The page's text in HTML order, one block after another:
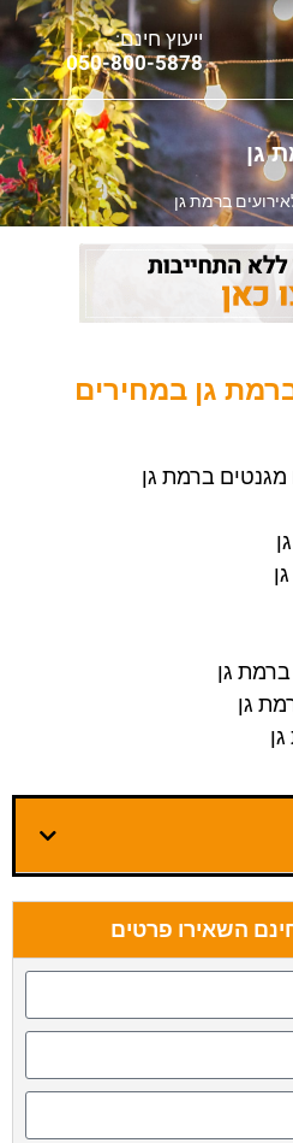
ייעוץ חינם:
050-800-5878
גן
ברמת גן
גן במחירים
ברמת גן
גן
גן
השאירו פרטים